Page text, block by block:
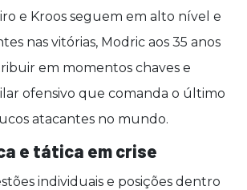
e Kroos seguem em alto nível e
nas vitórias, Modric aos 35 anos
em momentos chaves e
ofensivo que comanda o último
atacantes no mundo.
e tática em crise
individuais e posições dentro